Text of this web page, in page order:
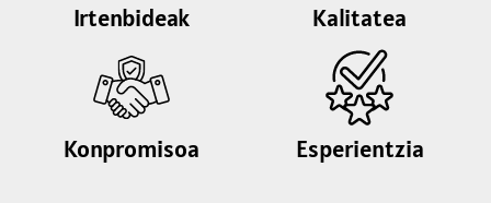
Esperientzia
Konpromisoa
Kalitatea
Irtenbideak